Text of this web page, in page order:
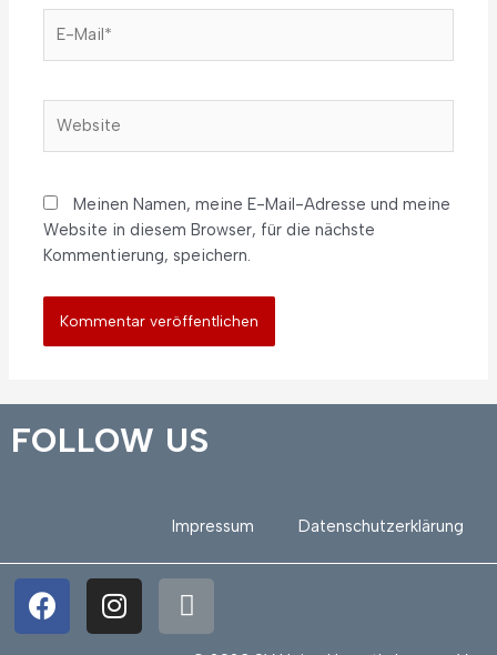
Meinen Namen, meine E-Mail-Adresse und meine
Website in diesem Browser, für die nächste
Kommentierung, speichern.
FOLLOW US
Impressum Datenschutzerklärung